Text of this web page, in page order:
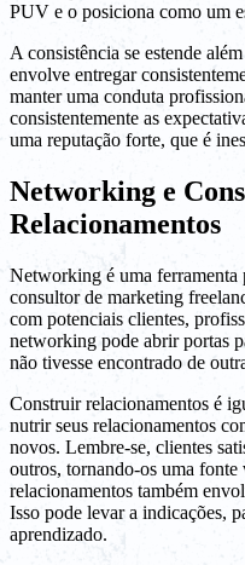
PUV e o posiciona como um
A consistência se estende
envolve entregar
manter uma conduta
consistentemente as
uma reputação forte, que é
Networking e
Relacionamentos
Networking é uma ferramenta
consultor de marketing
com potenciais clientes,
networking pode abrir portas
não tivesse encontrado de
Construir relacionamentos é
nutrir seus relacionamentos
novos. Lembre-se, clientes
outros, tornando-os uma
relacionamentos também
Isso pode levar a indicações,
aprendizado.